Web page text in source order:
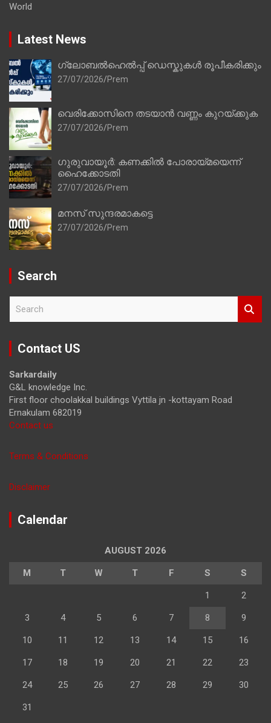
World
Latest News
ഗ്ലോബൽഹെൽപ്പ് ഡെസ്കുകൾ രൂപീകരിക്കും
27/07/2026 Prem
വെരിക്കോസിനെ തടയാൻ വണ്ണം കുറയ്ക്കുക
27/07/2026 Prem
ഗുരുവായൂർ: കണക്കിൽ പോരായ്മയെന്ന്
ഹൈക്കോടതി
27/07/2026 Prem
മനസ് സുന്ദരമാകട്ടെ
27/07/2026 Prem
Search
r
Contact US
Sarkardaily
G&L knowledge Inc.
First floor choolakkal buildings Vyttila jn -kottayam Road
Ernakulam 682019
Contact us
Terms & Conditions
Disclaimer
Calendar
AUGUST 2026
M T W T F S S
1 2
3 4 5 6 7 8 9
10 11 12 13 14 15 16
17 18 19 20 21 22 23
24 25 26 27 28 29 30
31